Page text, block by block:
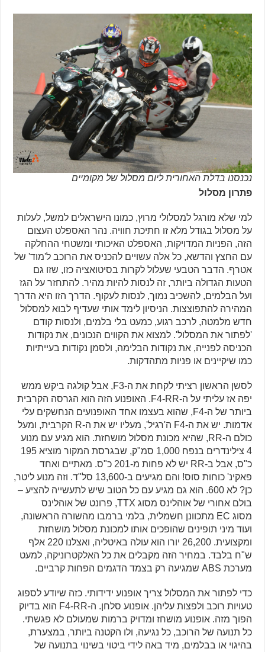
נכנסנו בדלת האחורית ליום מסלול של מקומיים
פתרון מסלול
למי שלא מורגל למסלולי מרוץ, כמונו הישראלים למשל, לעלות
על מסלול בגודל מלא זו חתיכת חוויה. נהר האספלט העצום
הזה, הפניות המדויקות, האספלט האיכותי ומשטחי ההחלקה
עם החצץ והדשא, כל אלה עשויים להכניס את הרוכב ל'מוד' של
אטרף. הדבר הטבעי שעלול לקרות בסיטואציה כזו, שזו גם
הטעות הגדולה ביותר, זה לנסות להיות מהיר. להתחזר על הגז
ועל הבלמים, להשכיב נמוך, לנסות לעקוף. הדרך הזו היא הדרך
המהירה להתפוצצות. הניסיון לימד אותי שעדיף לבוא למסלול
חדש מלמטה, לרכב רגוע, כמעט בלי בלמים, ולנסות קודם
'לפתור את המסלול'. למצוא את הקווים הנכונים, את נקודות
הכניסה לפנייה, את נקודות הבלימה, ולסמן נקודות בעייתיות
כמו שיקיינים או פניות מתהדקות.
לסשן הראשון רציתי לקחת את ה-F3, אבל קולגה ביקש ממש
יפה אז עליתי על ה-F4-RR. האופנוע הזה הוא הגרסה הקרבית
ביותר של ה-F4, שהוא בעצמו אחד האופנועים הנחשקים עלי
אדמות. יש את ה-F4 ה'רגיל', מעליו יש את ה-R הקרבית, ומעל
כולם ה-RR, שהיא מכונת מסלול מושחזת. הוא מגיע עם מנוע
4 צילינדרים בנפח 1,000 סמ"ק, שבגרסת המקור מוציא 195
כ"ס, אבל ב-RR יש לא פחות מ-201 כ"ס. מאתיים ואחד
פאקינ' כוחות סוס! והם מגיעים ב-13,600 סל"ד. וזה מנוע ליטר,
כן? לא 600. הוא גם מגיע עם כל הטוב שיש לתעשייה להציע –
בולם אחורי של אוהלינס מסוג TTX, פרונט של אוהלינס
מסוג EC מתכוונן חשמלית, בלמי ברמבו מהשורה הראשונה,
ועוד מיני תופינים שהופכים אותו למכונת מסלול מושחזת
ומקצועית. 26,200 יורו הוא עולה באיטליה, ואצלנו 220 אלף
ש"ח בלבד. במחיר הזה מקבלים את כל האלקטרוניקה, למעט
מערכת ABS שמגיעה רק בצמד הדגמים הפחות קרביים.
כדי לפתור את המסלול צריך אופנוע ידידותי. כזה שיודע לספוג
טעויות רוכב ולפצות עליהן. אופנוע סלחן. ה-F4-RR הוא בדיוק
הפוך מזה. אופנוע מושחז ומדויק ברמות שמעולם לא פגשתי.
כל תנועה של הרוכב, כל נגיעה, ולו הקטנה ביותר, במצערת,
בהיגוי או בבלמים, מיד באה לידי ביטוי בשינוי בתנועה של